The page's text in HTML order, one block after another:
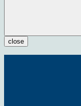
close